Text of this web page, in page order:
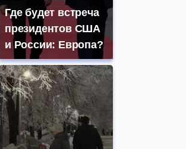
Где будет встреча
президентов США
и России: Европа?